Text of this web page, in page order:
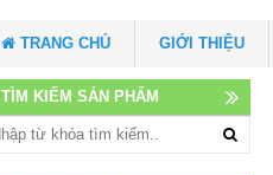
TRANG CHỦ GIỚI THIỆU
TÌM KIẾM SẢN PHẨM